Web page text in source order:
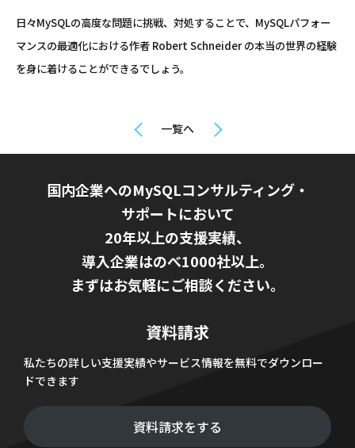
日々MySQLの高度な問題に挑戦、対処することで、MySQLパフォー
マンスの最適化における作者 Robert Schneider の本当の世界の経験
を身に着けることができるでしょう。
一覧へ
国内企業へのMySQLコンサルティング・
サポートにおいて
20年以上の支援実績、
導入企業はのべ1000社以上。
まずはお気軽にご相談ください。
資料請求
私たちの詳しい支援実績やサービス情報を無料でダウンロー
ドできます
資料請求をする